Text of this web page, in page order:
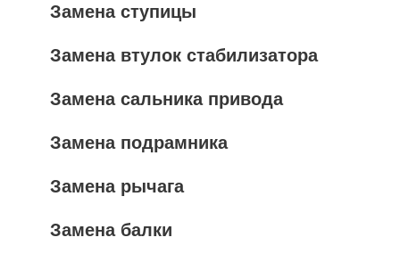
Замена ступицы
Замена втулок стабилизатора
Замена сальника привода
Замена подрамника
Замена рычага
Замена балки